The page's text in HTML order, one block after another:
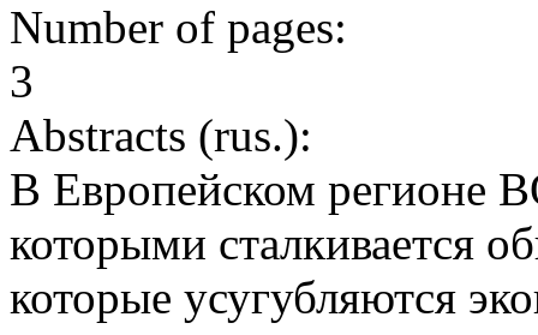
Number of pages:
3
Abstracts (rus.):
В Европейском регионе
которыми сталкивается
которые усугубляются